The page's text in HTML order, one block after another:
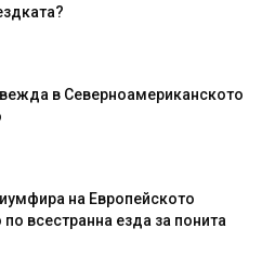
в Северноамериканското
на Европейското
всестранна езда за понита